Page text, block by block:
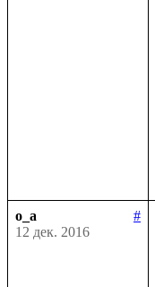
o_a
#
12 дек. 2016